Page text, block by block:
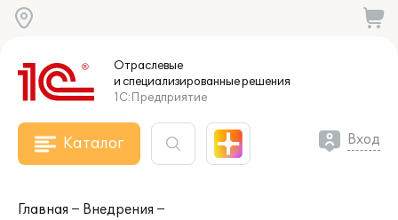
Отраслевые
и специализированныерешения
1С:Предприятие
Каталог Вход
Главная
Внедрения